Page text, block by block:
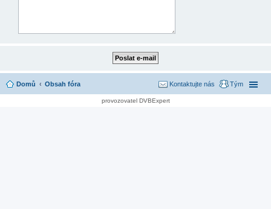
Domů Obsah fóra Tým
Kontaktujte nás
provozovatel DVBExpert